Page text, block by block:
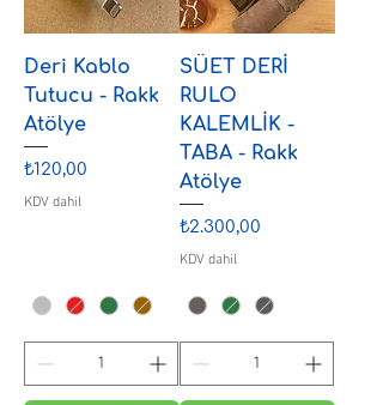
Deri Kablo
Tutucu - Rakk
Atölye
Fiyat
₺120,00
KDV dahil
SÜET DERİ
RULO
KALEMLİK -
TABA - Rakk
Atölye
Fiyat
₺2.300,00
KDV dahil